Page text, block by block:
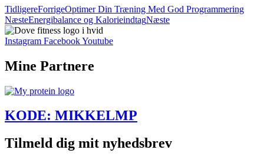
TidligereForrigeOptimer Din Træning Med God Programmering
NæsteEnergibalance og KalorieindtagNæste
Instagram FacebookYoutube
Mine Partnere
KODE: MIKKELMP
Tilmeld dig mit nyhedsbrev